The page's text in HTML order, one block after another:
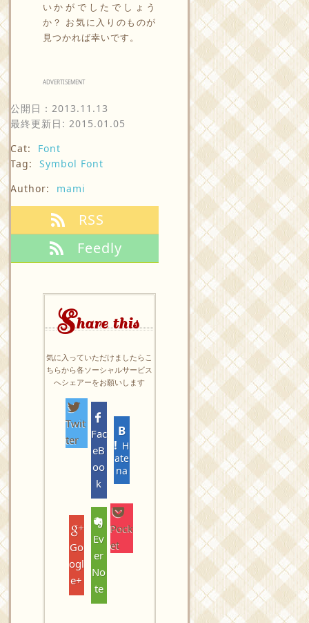
いかがでしたでしょう
か？ お気に入りのものが
見つかれば幸いです。
ADVERTISEMENT
公開日： 2013.11.13
最終更新日: 2015.01.05
Cat:
Font
Tag:
Symbol Font
Author:
mami
RSS
Feedly
Share this
気に入っていただけましたらこ
ちらから各ソーシャルサービス
へシェアーをお願いします
Twit
ter
Fac
eB
oo
k
H
ate
na
Go
ogl
e+
Ev
er
No
te
Pock
et